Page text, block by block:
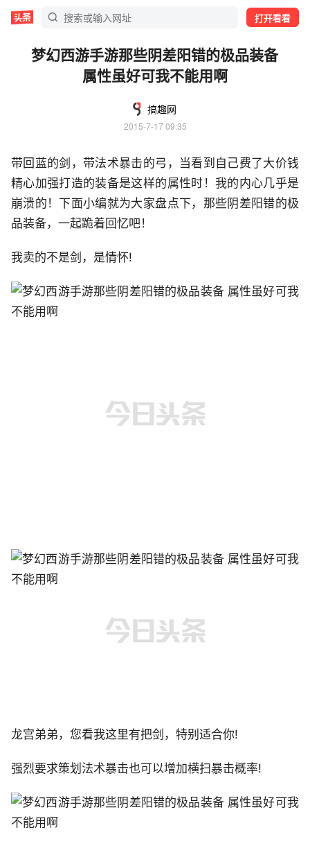
打开看看
梦幻西游手游那些阴差阳错的极品装备
属性虽好可我不能用啊
搞趣网
2015-7-17 09:35
带回蓝的剑，带法术暴击的弓，当看到自己费了大价钱
精心加强打造的装备是这样的属性时！我的内心几乎是
崩溃的！下面小编就为大家盘点下，那些阴差阳错的极
品装备，一起跪着回忆吧！
我卖的不是剑，是情怀!
龙宫弟弟，您看我这里有把剑，特别适合你!
强烈要求策划法术暴击也可以增加横扫暴击概率!